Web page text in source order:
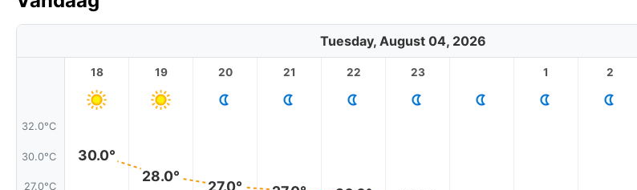
Tuesday, August 04, 2026
32.0°C
30.0°C
27.0°C
18
30.0°
19
28.0°
20
27.0°
21 22 23 1 2